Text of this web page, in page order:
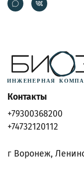
Контакты
+79300368200
+74732120112
г Воронеж,